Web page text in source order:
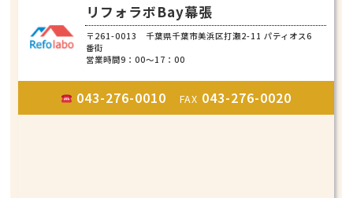
リフォラボBay幕張
〒261-0013 千葉県千葉市美浜区打瀬2-11 パティオス6
番街
営業時間9：00～17：00
043-276-0010FAX 043-276-0020